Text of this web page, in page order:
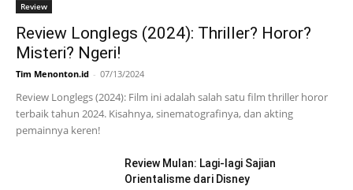
Review
Review Longlegs (2024): Thriller? Horor?
Misteri? Ngeri!
Tim Menonton.id - 07/13/2024
Review Longlegs (2024): Film ini adalah salah satu film thriller horor
terbaik tahun 2024. Kisahnya, sinematografinya, dan akting
pemainnya keren!
Review Mulan: Lagi-lagi Sajian
Orientalisme dari Disney